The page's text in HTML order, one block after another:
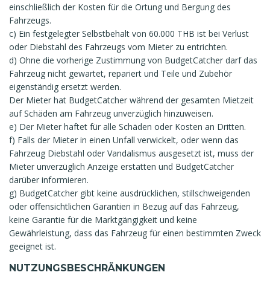
einschließlich der Kosten für die Ortung und Bergung des
Fahrzeugs.
c) Ein festgelegter Selbstbehalt von 60.000 THB ist bei Verlust
oder Diebstahl des Fahrzeugs vom Mieter zu entrichten.
d) Ohne die vorherige Zustimmung von BudgetCatcher darf das
Fahrzeug nicht gewartet, repariert und Teile und Zubehör
eigenständig ersetzt werden.
Der Mieter hat BudgetCatcher während der gesamten Mietzeit
auf Schäden am Fahrzeug unverzüglich hinzuweisen.
e) Der Mieter haftet für alle Schäden oder Kosten an Dritten.
f) Falls der Mieter in einen Unfall verwickelt, oder wenn das
Fahrzeug Diebstahl oder Vandalismus ausgesetzt ist, muss der
Mieter unverzüglich Anzeige erstatten und BudgetCatcher
darüber informieren.
g) BudgetCatcher gibt keine ausdrücklichen, stillschweigenden
oder offensichtlichen Garantien in Bezug auf das Fahrzeug,
keine Garantie für die Marktgängigkeit und keine
Gewährleistung, dass das Fahrzeug für einen bestimmten Zweck
geeignet ist.
NUTZUNGSBESCHRÄNKUNGEN